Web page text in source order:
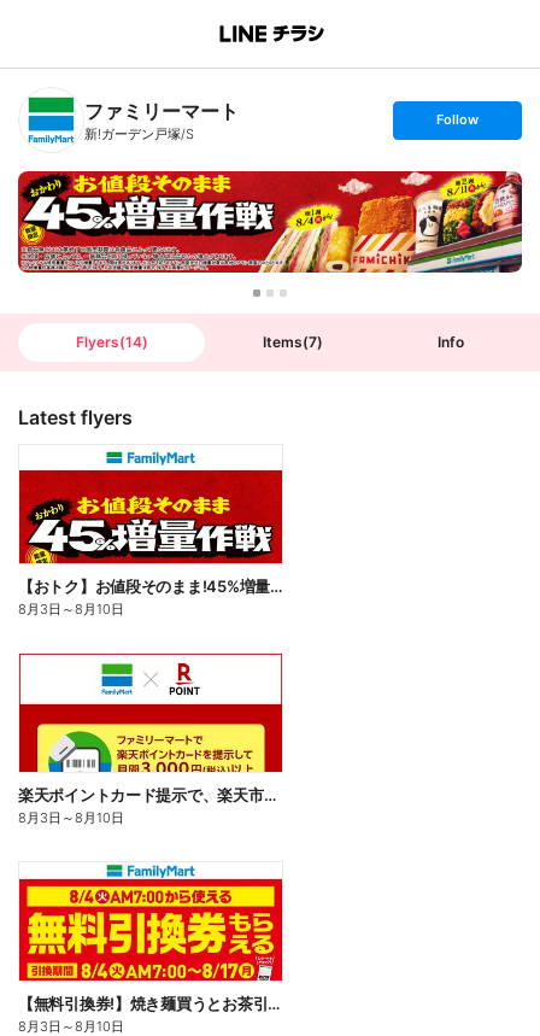
B
n
T
ファミリーマート
新!ガーデン戸塚/S
s
t
o
l
l
o
w
Follow
Flyers(14) Items(7) Info
Latest flyers
【おトク】お値段そのまま!45%増量作戦!
8月3日 ～8月10日
楽天ポイントカード提示で、楽天市場でのお買い物がおトクに!
8月3日 ～8月10日
【無料引換券!】焼き麺買うとお茶引換券貰える!
8月3日 ～8月10日